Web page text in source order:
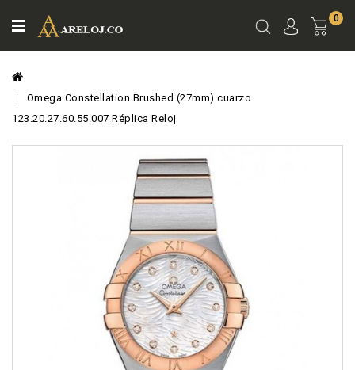
0
Omega Constellation Brushed (27mm) cuarzo
123.20.27.60.55.007 Réplica Reloj